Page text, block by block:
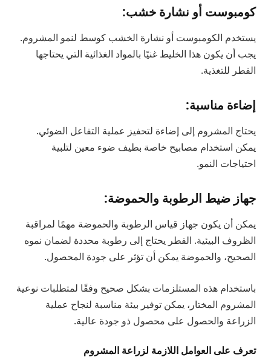
كومبوست أو نشارة خشب:
يستخدم الكومبوست أو نشارة الخشب كوسط لنمو المشروم.
يجب أن يكون هذا الخليط غنيًا بالمواد الغذائية التي يحتاجها
الفطر للتغذية.
إضاءة مناسبة:
يحتاج المشروم إلى إضاءة لتحفيز عملية التفاعل الضوئي.
يمكن استخدام مصابيح خاصة بطيف ضوء معين لتلبية
احتياجات النمو.
جهاز ضيط الرطوبة والحموضة:
يمكن أن يكون جهاز قياس الرطوبة والحموضة مهمًا لمراقبة
الظروف البيئية. الفطر يحتاج إلى رطوبة محددة لضمان نموه
الصحيح، والحموضة يمكن أن تؤثر على جودة المحصول.
باستخدام هذه المستلزمات بشكل صحيح وفقًا لمتطلبات نوعية
المشروم المختار، يمكن توفير بيئة مناسبة لنجاح عملية
الزراعة والحصول على محصول ذو جودة عالية.
تعرف على العوامل اللازمة لزراعة المشروم